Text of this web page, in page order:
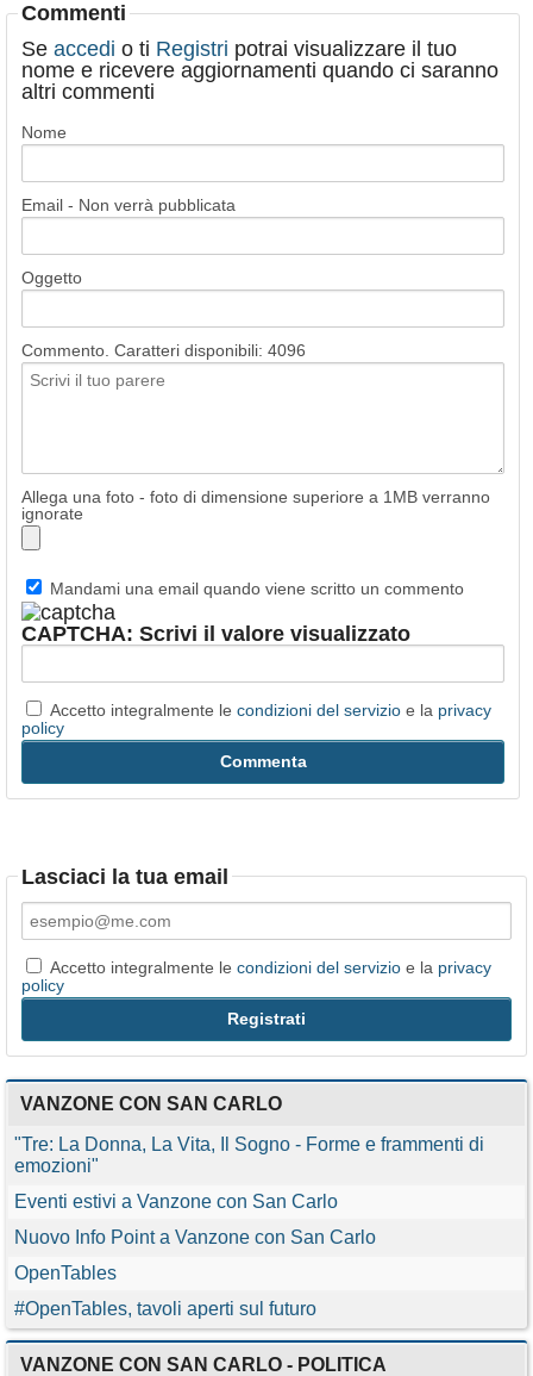
Commenti
Se accedi o ti Registri potrai visualizzare il tuo
nome e ricevere aggiornamenti quando ci saranno
altri commenti
Nome
Email - Non verrà pubblicata
Oggetto
Commento. Caratteri disponibili: 4096
Allega una foto - foto di dimensione superiore a 1MB verranno
ignorate
Mandami una email quando viene scritto un commento
CAPTCHA: Scrivi il valore visualizzato
Accetto integralmente le condizioni del servizio e la privacy
policy
Lasciaci la tua email
Accetto integralmente le condizioni del servizio e la privacy
policy
VANZONE CON SAN CARLO
"Tre: La Donna, La Vita, Il Sogno - Forme e frammenti di
emozioni"
Eventi estivi a Vanzone con San Carlo
Nuovo Info Point a Vanzone con San Carlo
OpenTables
#OpenTables, tavoli aperti sul futuro
VANZONE CON SAN CARLO - POLITICA